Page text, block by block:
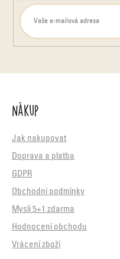
Nákup
Jak nakupovat
Doprava a platba
GDPR
Obchodní podmínky
Mysli 5+1 zdarma
Hodnocení obchodu
Vrácení zboží